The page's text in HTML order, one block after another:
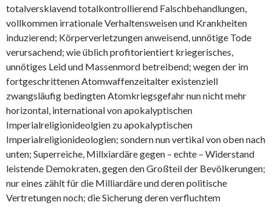
totalversklavend totalkontrollierend Falschbehandlungen,
vollkommen irrationale Verhaltensweisen und Krankheiten
induzierend; Körperverletzungen anweisend, unnötige Tode
verursachend; wie üblich profitorientiert kriegerisches,
unnötiges Leid und Massenmord betreibend; wegen der im
fortgeschrittenen Atomwaffenzeitalter existenziell
zwangsläufig bedingten Atomkriegsgefahr nun nicht mehr
horizontal, international von apokalyptischen
Imperialreligionideolgien zu apokalyptischen
Imperialreligionideologien; sondern nun vertikal von oben nach
unten; Superreiche, Millxiardäre gegen – echte – Widerstand
leistende Demokraten, gegen den Großteil der Bevölkerungen;
nur eines zählt für die Milliardäre und deren politische
Vertretungen noch; die Sicherung deren verfluchtem